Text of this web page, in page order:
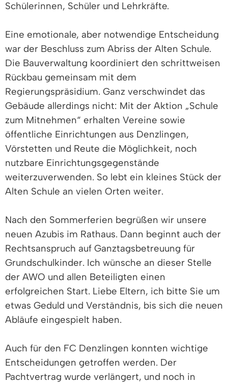
Schülerinnen, Schüler und Lehrkräfte.
Eine emotionale, aber notwendige Entscheidung
war der Beschluss zum Abriss der Alten Schule.
Die Bauverwaltung koordiniert den schrittweisen
Rückbau gemeinsam mit dem
Regierungspräsidium. Ganz verschwindet das
Gebäude allerdings nicht: Mit der Aktion „Schule
zum Mitnehmen“ erhalten Vereine sowie
öffentliche Einrichtungen aus Denzlingen,
Vörstetten und Reute die Möglichkeit, noch
nutzbare Einrichtungsgegenstände
weiterzuverwenden. So lebt ein kleines Stück der
Alten Schule an vielen Orten weiter.
Nach den Sommerferien begrüßen wir unsere
neuen Azubis im Rathaus. Dann beginnt auch der
Rechtsanspruch auf Ganztagsbetreuung für
Grundschulkinder. Ich wünsche an dieser Stelle
der AWO und allen Beteiligten einen
erfolgreichen Start. Liebe Eltern, ich bitte Sie um
etwas Geduld und Verständnis, bis sich die neuen
Abläufe eingespielt haben.
Auch für den FC Denzlingen konnten wichtige
Entscheidungen getroffen werden. Der
Pachtvertrag wurde verlängert, und noch in